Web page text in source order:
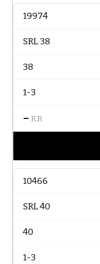
19974
SRL 38
38
1-3
– KR
10466
SRL 40
40
1-3